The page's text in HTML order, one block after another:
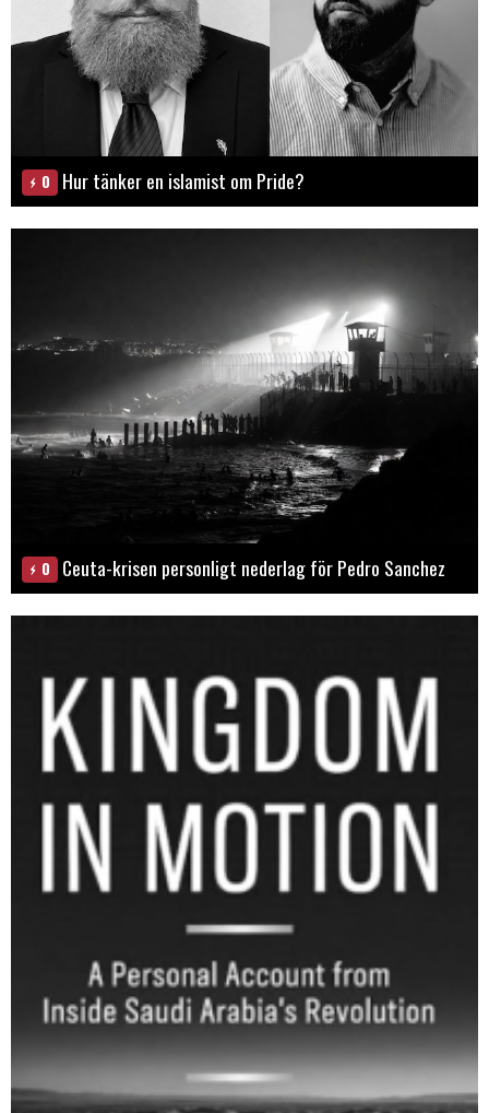
0 Hur tänker en islamist om Pride?
0 Ceuta-krisen personligt nederlag för Pedro Sanchez